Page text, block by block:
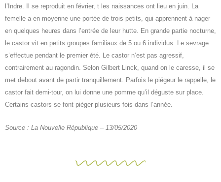
l’Indre. Il se reproduit en février, t les naissances ont lieu en juin. La
femelle a en moyenne une portée de trois petits, qui apprennent à nager
en quelques heures dans l’entrée de leur hutte. En grande partie nocturne,
le castor vit en petits groupes familiaux de 5 ou 6 individus. Le sevrage
s’effectue pendant le premier été. Le castor n’est pas agressif,
contrairement au ragondin. Selon Gilbert Linck, quand on le caresse, il se
met debout avant de partir tranquillement. Parfois le piégeur le rappelle, le
castor fait demi-tour, on lui donne une pomme qu’il déguste sur place.
Certains castors se font piéger plusieurs fois dans l’année.
Source : La Nouvelle République – 13/05/2020